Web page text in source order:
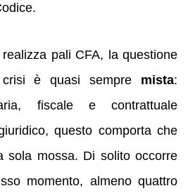
pali CFA, la questione
è quasi sempre mista:
fiscale e contrattuale
questo comporta che
sola mossa. Di solito occorre
momento, almeno quattro